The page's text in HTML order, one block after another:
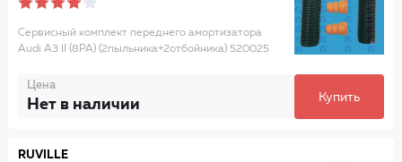
Сервисный комплект переднего амортизатора
Audi A3 II (8PA) (2пыльника+2отбойника) 520025
Цена
Нет в наличии Купить
RUVILLE